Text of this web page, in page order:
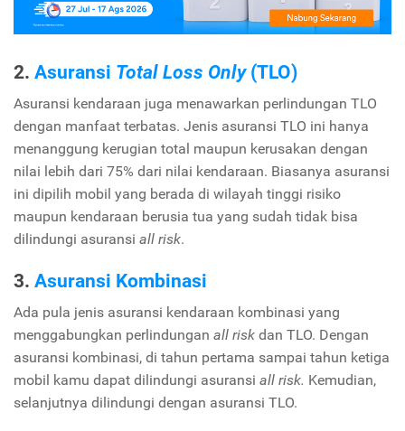
2. Asuransi Total Loss Only(TLO)
Asuransi kendaraan juga menawarkan perlindungan TLO
dengan manfaat terbatas. Jenis asuransi TLO ini hanya
menanggung kerugian total maupun kerusakan dengan
nilai lebih dari 75% dari nilai kendaraan. Biasanya asuransi
ini dipilih mobil yang berada di wilayah tinggi risiko
maupun kendaraan berusia tua yang sudah tidak bisa
dilindungi asuransi all risk.
3. Asuransi Kombinasi
Ada pula jenis asuransi kendaraan kombinasi yang
menggabungkan perlindungan all risk dan TLO. Dengan
asuransi kombinasi, di tahun pertama sampai tahun ketiga
mobil kamu dapat dilindungi asuransi all risk. Kemudian,
selanjutnya dilindungi dengan asuransi TLO.